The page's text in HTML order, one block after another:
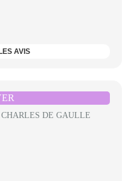
AVIS
CHARLES DE GAULLE